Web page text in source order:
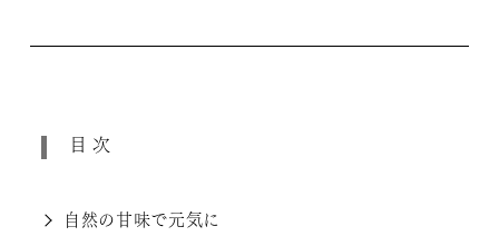
目次
自然の甘味で元気に